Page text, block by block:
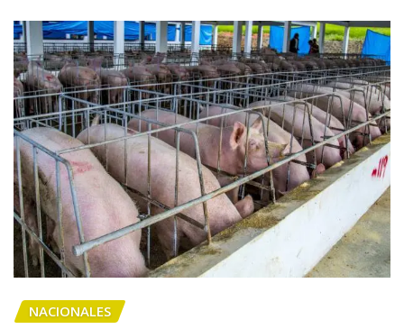
NACIONALES